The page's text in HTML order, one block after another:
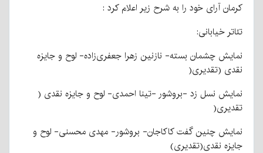
کرمان آرای خود را به شرح زیر اعلام کرد :
تئاتر خیابانی:
نمایش چشمان بسته- نازنین زهرا جعفری‌زاده- لوح و جایزه
نقدی (تقدیری(
نمایش نسل زد -بروشور -تینا احمدی- لوح و جایزه نقدی (
تقدیری(
نمایش چنین گفت کاکاجان- بروشور- مهدی محسنی- لوح و
جایزه نقدی(تقدیری)